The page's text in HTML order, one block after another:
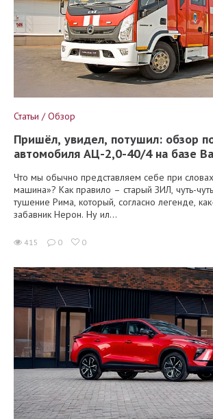
Статьи / Обзор
Пришёл, увидел, потушил: обзор
автомобиля АЦ-2,0-40/4 на базе
Что мы обычно представляем себе при
машина»? Как правило – старый ЗИЛ, чуть-
тушение Рима, который, согласно легенде,
забавник Нерон. Ну ил...
415 0 0